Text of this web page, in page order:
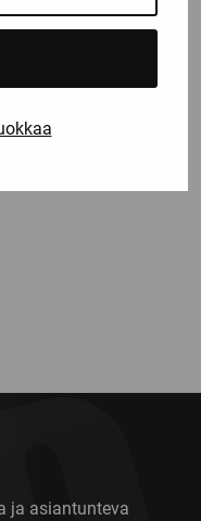
ja asiantunteva